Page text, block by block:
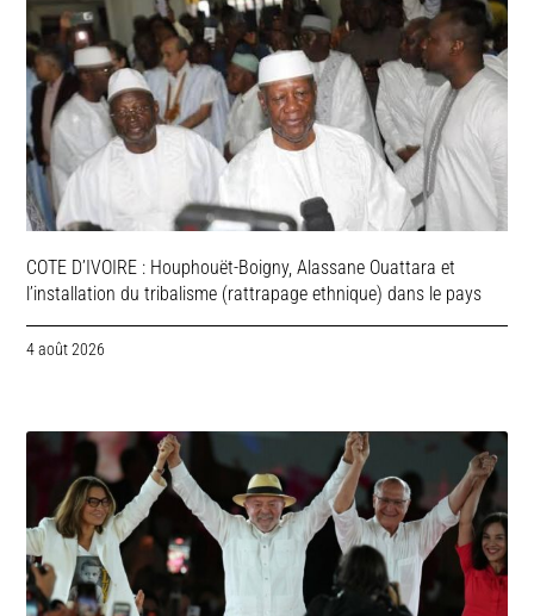
COTE D’IVOIRE : Houphouët-Boigny, Alassane Ouattara et
l’installation du tribalisme (rattrapage ethnique) dans le pays
4 août 2026